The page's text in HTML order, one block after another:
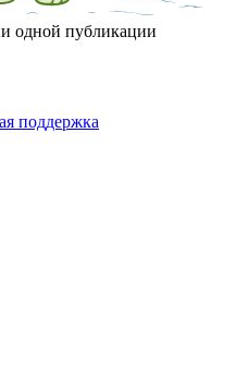
одной публикации
поддержка